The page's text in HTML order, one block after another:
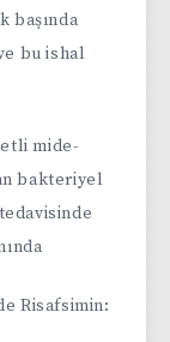
başında
bu ishal
mide-
bakteriyel
Risafsimin: